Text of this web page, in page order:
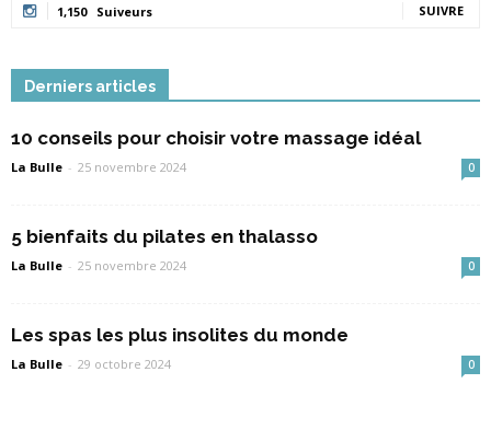
1,150 Suiveurs SUIVRE
Derniers articles
10 conseils pour choisir votre massage idéal
La Bulle - 25 novembre 2024 0
5 bienfaits du pilates en thalasso
La Bulle - 25 novembre 2024 0
Les spas les plus insolites du monde
La Bulle - 29 octobre 2024 0